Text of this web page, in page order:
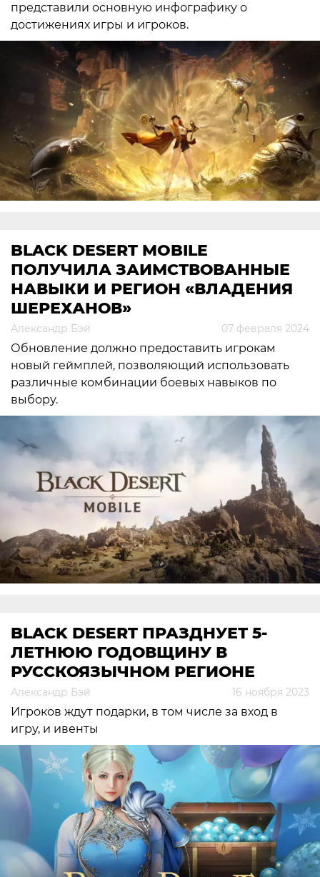
представили основную инфографику о
достижениях игры и игроков.
BLACK DESERT MOBILE
ПОЛУЧИЛА ЗАИМСТВОВАННЫЕ
НАВЫКИ И РЕГИОН «ВЛАДЕНИЯ
ШЕРЕХАНОВ»
Александр Бэй 07 февраля 2024
Обновление должно предоставить игрокам
новый геймплей, позволяющий использовать
различные комбинации боевых навыков по
выбору.
BLACK DESERT ПРАЗДНУЕТ 5-
ЛЕТНЮЮ ГОДОВЩИНУ В
РУССКОЯЗЫЧНОМ РЕГИОНЕ
Александр Бэй 16 ноября 2023
Игроков ждут подарки, в том числе за вход в
игру, и ивенты